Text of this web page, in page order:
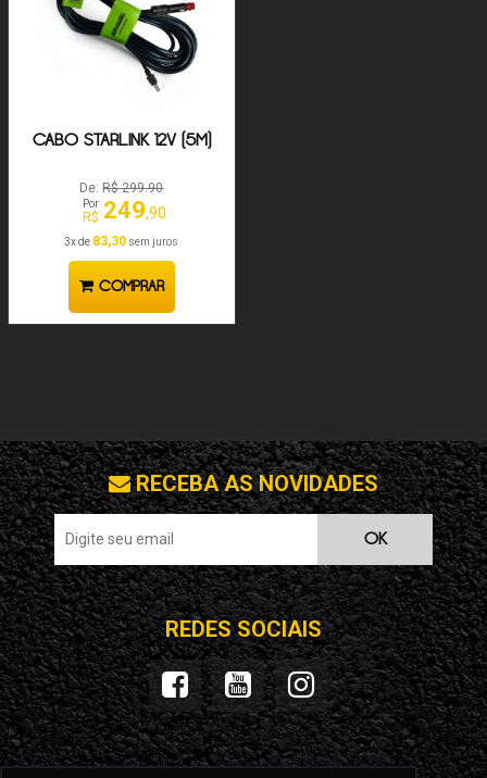
CABO STARLINK 12V (5M)
De:R$ 299.90
Por
R$ 249,90
3x de 83,30 sem juros
COMPRAR
RECEBA AS NOVIDADES
OK
REDES SOCIAIS